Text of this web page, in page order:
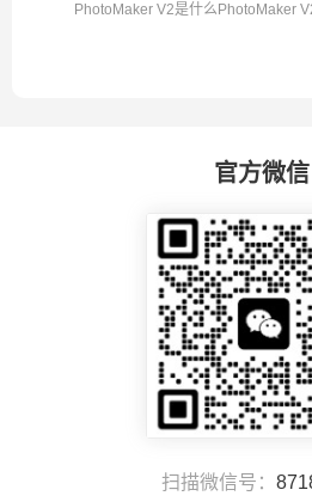
PhotoMaker V2是什么PhotoMaker
官方微信
扫描微信号：